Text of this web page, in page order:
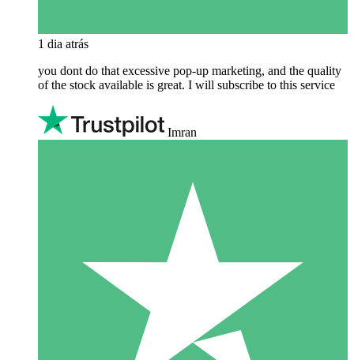
1 dia atrás
you dont do that excessive pop-up marketing, and the quality
of the stock available is great. I will subscribe to this service
Imran